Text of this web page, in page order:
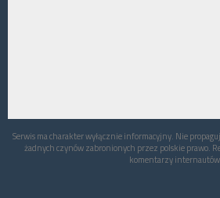
Serwis ma charakter wyłącznie informacyjny. Nie
żadnych czynów zabronionych przez polskie prawo.
komentarzy